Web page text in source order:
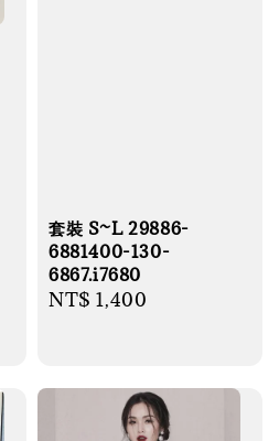
套裝 S~L 29886-
6881400-130-
6867.i7680
Regular
NT$ 1,400